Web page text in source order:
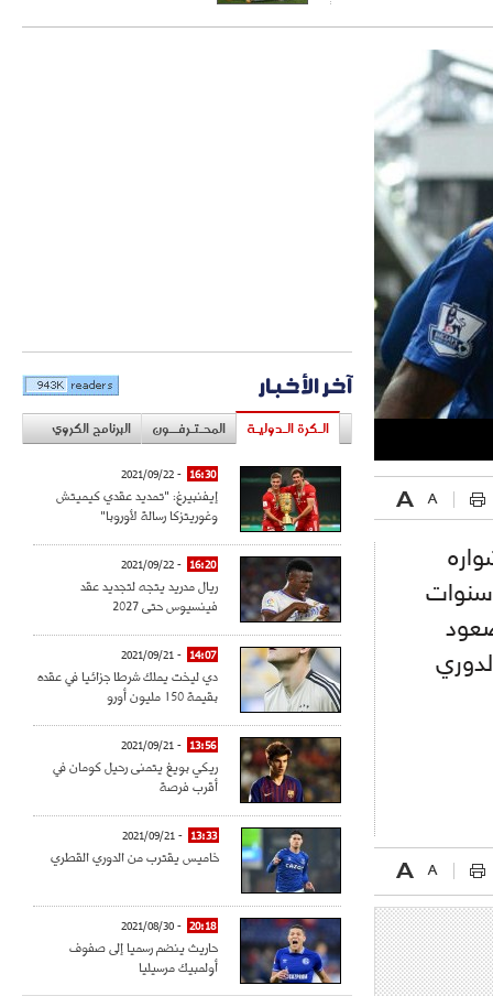
سنوات
آخر الأخبار
الـكرة الـدوليـة المحـتـرفــون البرنامج الكروي
16:30
- 2021/09/22
إيفنبيرغ: "تمديد عقدي كيميتش
وغوريتزكا رسالة لأوروبا"
16:20
- 2021/09/22
ريال مدريد يتجه لتجديد عقد
فينسيوس حتى 2027
14:07
- 2021/09/21
دي ليخت يملك شرطا جزائيا في عقده
بقيمة 150 مليون أورو
13:56
- 2021/09/21
ريكي بويغ يتمنى رحيل كومان في
أقرب فرصة
13:33
- 2021/09/21
خاميس يقترب من الدوري القطري
20:18
- 2021/08/30
حاريث ينضم رسميا إلى صفوف
أولمبيك مرسيليا